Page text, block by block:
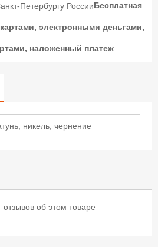
Бесплатная
наложенный платеж
никель, чернение
об этом товаре